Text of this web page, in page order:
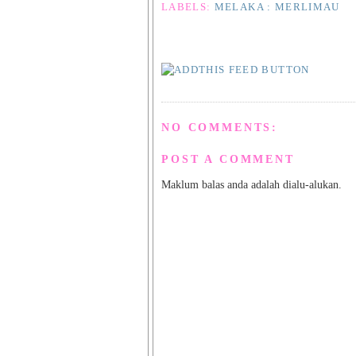
LABELS: MELAKA : MERLIMAU
NO COMMENTS:
POST A COMMENT
Maklum balas anda adalah dialu-alukan.